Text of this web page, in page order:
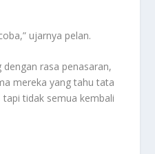
ujarnya pelan.
dengan rasa penasaran,
mereka yang tahu tata
tidak semua kembali